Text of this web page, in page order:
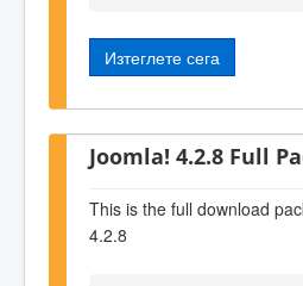
Изтеглете сега
Joomla! 4.2.8 Full
This is the full download
4.2.8